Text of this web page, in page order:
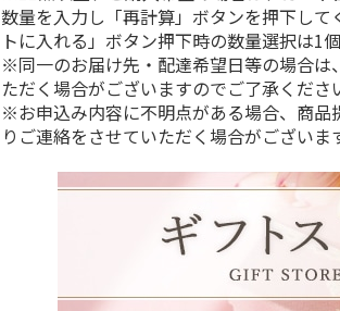
数量を入力し「再計算」ボタンを押下して
トに入れる」ボタン押下時の数量選択は1個
※同一のお届け先・配達希望日等の場合は
ただく場合がございますのでご了承くださ
※お申込み内容に不明点がある場合、商品
りご連絡をさせていただく場合がございま